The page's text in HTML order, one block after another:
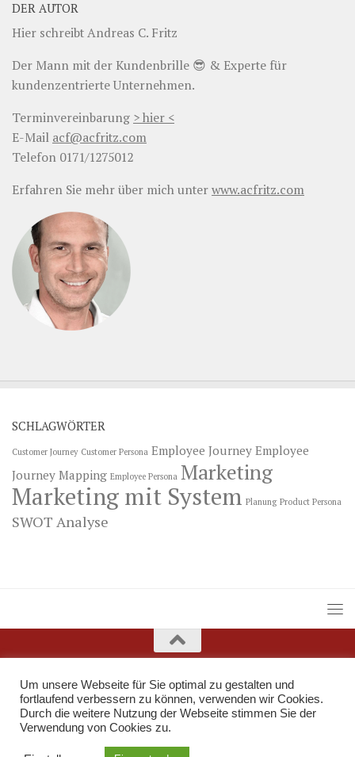
DER AUTOR
Hier schreibt Andreas C. Fritz
Der Mann mit der Kundenbrille 😎 & Experte für
kundenzentrierte Unternehmen.
Terminvereinbarung > hier <
E-Mail acf@acfritz.com
Telefon 0171/1275012
Erfahren Sie mehr über mich unterwww.acfritz.com
SCHLAGWÖRTER
Customer Journey Customer Persona Employee Journey Employee
Journey Mapping Employee Persona Marketing
Marketing mit System Planung Product Persona
SWOT Analyse
Um unsere Webseite für Sie optimal zu gestalten und
fortlaufend verbessern zu können, verwenden wir Cookies.
Durch die weitere Nutzung der Webseite stimmen Sie der
Verwendung von Cookies zu.